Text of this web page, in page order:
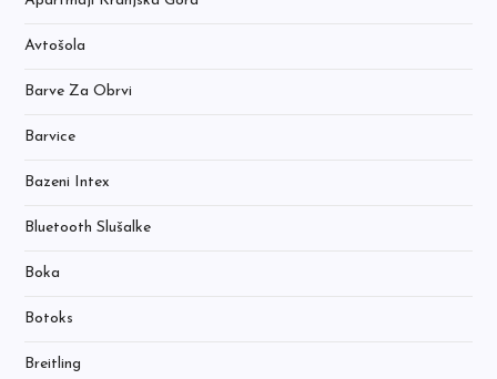
Avtošola
Barve Za Obrvi
Barvice
Bazeni Intex
Bluetooth Slušalke
Boka
Botoks
Breitling